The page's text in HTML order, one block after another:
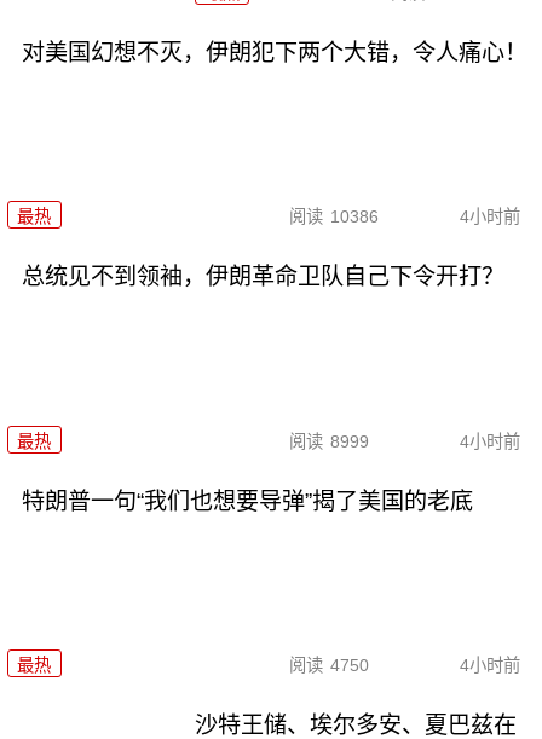
对美国幻想不灭，伊朗犯下两个大错，令人痛心！
最热 阅读 10386 4小时前
总统见不到领袖，伊朗革命卫队自己下令开打？
最热 阅读 8999 4小时前
特朗普一句“我们也想要导弹”揭了美国的老底
最热 阅读 4750 4小时前
沙特王储、埃尔多安、夏巴兹在